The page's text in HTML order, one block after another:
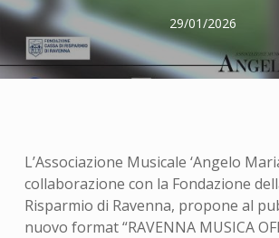
29/01/2026
L’Associazione Musicale ‘Angelo
collaborazione con la Fondazione
Risparmio di Ravenna, propone al
nuovo format “RAVENNA MUSICA